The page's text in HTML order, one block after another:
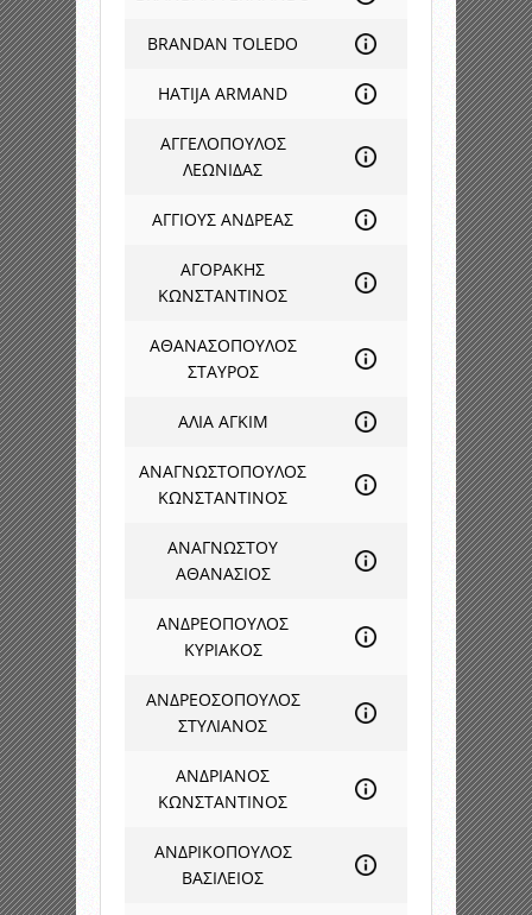
BRANDAN TOLEDO
HATIJA ARMAND
ΑΓΓΕΛΟΠΟΥΛΟΣ
ΛΕΩΝΙΔΑΣ
ΑΓΓΙΟΥΣ ΑΝΔΡΕΑΣ
ΑΓΟΡΑΚΗΣ
ΚΩΝΣΤΑΝΤΙΝΟΣ
ΑΘΑΝΑΣΟΠΟΥΛΟΣ
ΣΤΑΥΡΟΣ
ΑΛΙΑ ΑΓΚΙΜ
ΑΝΑΓΝΩΣΤΟΠΟΥΛΟΣ
ΚΩΝΣΤΑΝΤΙΝΟΣ
ΑΝΑΓΝΩΣΤΟΥ
ΑΘΑΝΑΣΙΟΣ
ΑΝΔΡΕΟΠΟΥΛΟΣ
ΚΥΡΙΑΚΟΣ
ΑΝΔΡΕΟΣΟΠΟΥΛΟΣ
ΣΤΥΛΙΑΝΟΣ
ΑΝΔΡΙΑΝΟΣ
ΚΩΝΣΤΑΝΤΙΝΟΣ
ΑΝΔΡΙΚΟΠΟΥΛΟΣ
ΒΑΣΙΛΕΙΟΣ